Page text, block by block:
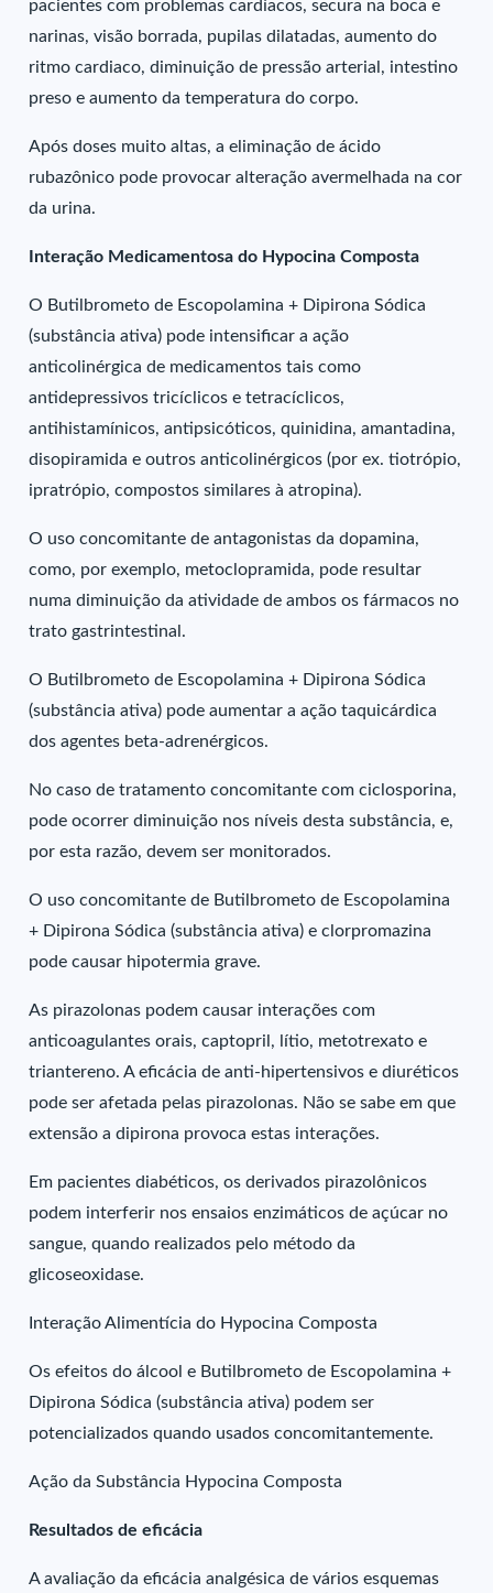
pacientes com problemas cardíacos, secura na boca e
narinas, visão borrada, pupilas dilatadas, aumento do
ritmo cardiaco, diminuição de pressão arterial, intestino
preso e aumento da temperatura do corpo.
Após doses muito altas, a eliminação de ácido
rubazônico pode provocar alteração avermelhada na cor
da urina.
Interação Medicamentosa do Hypocina Composta
O Butilbrometo de Escopolamina + Dipirona Sódica
(substância ativa) pode intensificar a ação
anticolinérgica de medicamentos tais como
antidepressivos tricíclicos e tetracíclicos,
antihistamínicos, antipsicóticos, quinidina, amantadina,
disopiramida e outros anticolinérgicos (por ex. tiotrópio,
ipratrópio, compostos similares à atropina).
O uso concomitante de antagonistas da dopamina,
como, por exemplo, metoclopramida, pode resultar
numa diminuição da atividade de ambos os fármacos no
trato gastrintestinal.
O Butilbrometo de Escopolamina + Dipirona Sódica
(substância ativa) pode aumentar a ação taquicárdica
dos agentes beta-adrenérgicos.
No caso de tratamento concomitante com ciclosporina,
pode ocorrer diminuição nos níveis desta substância, e,
por esta razão, devem ser monitorados.
O uso concomitante de Butilbrometo de Escopolamina
+ Dipirona Sódica (substância ativa) e clorpromazina
pode causar hipotermia grave.
As pirazolonas podem causar interações com
anticoagulantes orais, captopril, lítio, metotrexato e
triantereno. A eficácia de anti-hipertensivos e diuréticos
pode ser afetada pelas pirazolonas. Não se sabe em que
extensão a dipirona provoca estas interações.
Em pacientes diabéticos, os derivados pirazolônicos
podem interferir nos ensaios enzimáticos de açúcar no
sangue, quando realizados pelo método da
glicoseoxidase.
Interação Alimentícia do Hypocina Composta
Os efeitos do álcool e Butilbrometo de Escopolamina +
Dipirona Sódica (substância ativa) podem ser
potencializados quando usados concomitantemente.
Ação da Substância Hypocina Composta
Resultados de eficácia
A avaliação da eficácia analgésica de vários esquemas